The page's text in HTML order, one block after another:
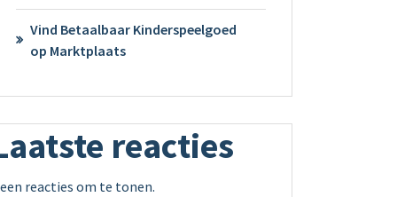
Vind Betaalbaar Kinderspeelgoed
op Marktplaats
reacties
reacties om te tonen.